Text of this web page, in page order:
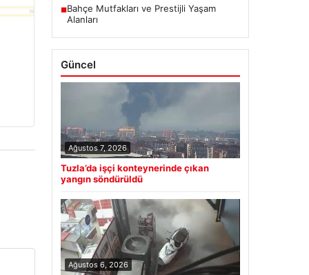
■Bahçe Mutfakları ve Prestijli Yaşam
Alanları
Güncel
Ağustos 7, 2026
Tuzla’da işçi konteynerinde çıkan
yangın söndürüldü
Ağustos 6, 2026